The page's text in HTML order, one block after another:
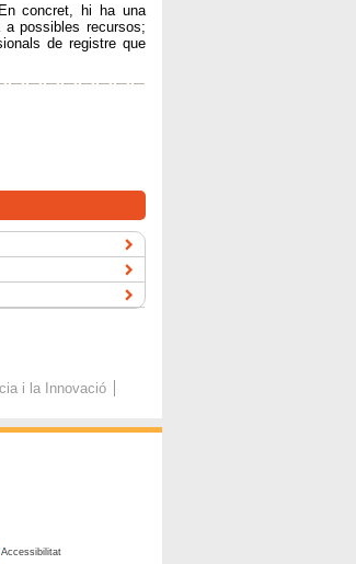
concret, hi ha una
a possibles recursos;
de registre que
i la Innovació
Accessibilitat